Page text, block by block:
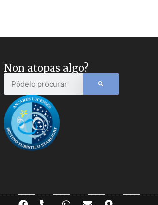
Non atopas algo?